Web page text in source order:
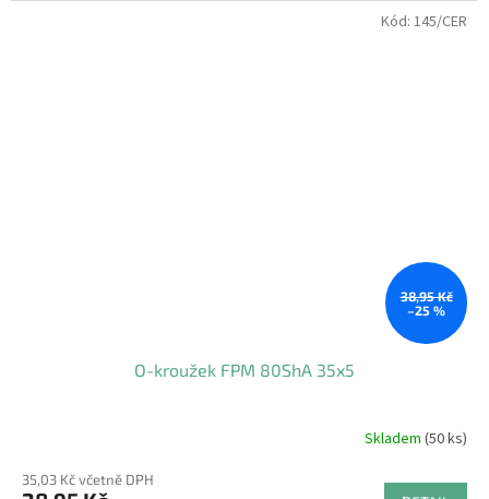
38,95 Kč
–25 %
O-kroužek FPM 80ShA 35x5
Skladem (50 ks)
35,03 Kč včetně DPH
Kód: 145/CER